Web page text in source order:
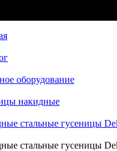
оборудование
накидные
стальные гусеницы
стальные гусеницы